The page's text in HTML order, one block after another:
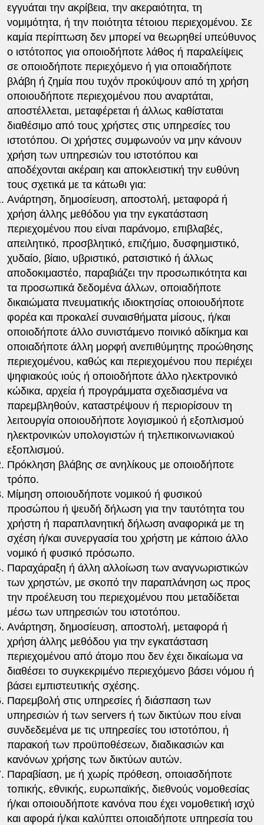
εγγυάται την ακρίβεια, την ακεραιότητα, τη
νομιμότητα, ή την ποιότητα τέτοιου περιεχομένου. Σε
καμία περίπτωση δεν μπορεί να θεωρηθεί υπεύθυνος
ο ιστότοπος για οποιοδήποτε λάθος ή παραλείψεις
σε οποιοδήποτε περιεχόμενο ή για οποιαδήποτε
βλάβη ή ζημία που τυχόν προκύψουν από τη χρήση
οποιουδήποτε περιεχομένου που αναρτάται,
αποστέλλεται, μεταφέρεται ή άλλως καθίσταται
διαθέσιμο από τους χρήστες στις υπηρεσίες του
ιστοτόπου. Οι χρήστες συμφωνούν να μην κάνουν
χρήση των υπηρεσιών του ιστοτόπου και
αποδέχονται ακέραιη και αποκλειστική την ευθύνη
τους σχετικά με τα κάτωθι για:
Ανάρτηση, δημοσίευση, αποστολή, μεταφορά ή
χρήση άλλης μεθόδου για την εγκατάσταση
περιεχομένου που είναι παράνομο, επιβλαβές,
απειλητικό, προσβλητικό, επιζήμιο, δυσφημιστικό,
χυδαίο, βίαιο, υβριστικό, ρατσιστικό ή άλλως
αποδοκιμαστέο, παραβιάζει την προσωπικότητα και
τα προσωπικά δεδομένα άλλων, οποιαδήποτε
δικαιώματα πνευματικής ιδιοκτησίας οποιουδήποτε
φορέα και προκαλεί συναισθήματα μίσους, ή/και
οποιοδήποτε άλλο συνιστάμενο ποινικό αδίκημα και
οποιαδήποτε άλλη μορφή ανεπιθύμητης προώθησης
περιεχομένου, καθώς και περιεχομένου που περιέχει
ψηφιακούς ιούς ή οποιοδήποτε άλλο ηλεκτρονικό
κώδικα, αρχεία ή προγράμματα σχεδιασμένα να
παρεμβληθούν, καταστρέψουν ή περιορίσουν τη
λειτουργία οποιουδήποτε λογισμικού ή εξοπλισμού
ηλεκτρονικών υπολογιστών ή τηλεπικοινωνιακού
εξοπλισμού.
Πρόκληση βλάβης σε ανηλίκους με οποιοδήποτε
τρόπο.
Μίμηση οποιουδήποτε νομικού ή φυσικού
προσώπου ή ψευδή δήλωση για την ταυτότητα του
χρήστη ή παραπλανητική δήλωση αναφορικά με τη
σχέση ή/και συνεργασία του χρήστη με κάποιο άλλο
νομικό ή φυσικό πρόσωπο.
Παραχάραξη ή άλλη αλλοίωση των αναγνωριστικών
των χρηστών, με σκοπό την παραπλάνηση ως προς
την προέλευση του περιεχομένου που μεταδίδεται
μέσω των υπηρεσιών του ιστοτόπου.
Ανάρτηση, δημοσίευση, αποστολή, μεταφορά ή
χρήση άλλης μεθόδου για την εγκατάσταση
περιεχομένου από άτομο που δεν έχει δικαίωμα να
διαθέσει το συγκεκριμένο περιεχόμενο βάσει νόμου ή
βάσει εμπιστευτικής σχέσης.
Παρεμβολή στις υπηρεσίες ή διάσπαση των
υπηρεσιών ή των servers ή των δικτύων που είναι
συνδεδεμένα με τις υπηρεσίες του ιστοτόπου, ή
παρακοή των προϋποθέσεων, διαδικασιών και
κανόνων χρήσης των δικτύων αυτών.
Παραβίαση, με ή χωρίς πρόθεση, οποιασδήποτε
τοπικής, εθνικής, ευρωπαϊκής, διεθνούς νομοθεσίας
ή/και οποιουδήποτε κανόνα που έχει νομοθετική ισχύ
και αφορά ή/και καλύπτει οποιαδήποτε υπηρεσία του